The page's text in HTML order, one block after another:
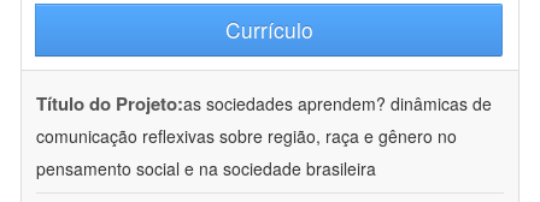
Currículo
Título do Projeto:as sociedades aprendem? dinâmicas de
comunicação reflexivas sobre região, raça e gênero no
pensamento social e na sociedade brasileira